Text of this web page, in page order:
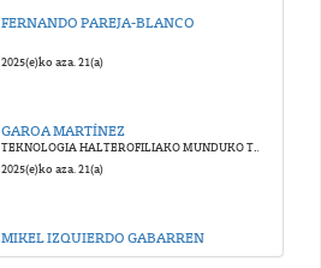
FERNANDO PAREJA-BLANCO
2025(e)ko aza. 21(a)
GAROA MARTÍNEZ
TEKNOLOGIA HALTEROFILIAKO MUNDUKO TXAPELKETA BATERAKO BIDEAN
2025(e)ko aza. 21(a)
MIKEL IZQUIERDO GABARREN